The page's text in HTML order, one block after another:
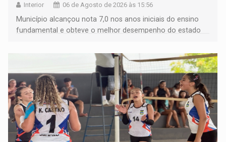
Interior 06 de Agosto de 2026 às 15:56
Município alcançou nota 7,0 nos anos iniciais do ensino
fundamental e obteve o melhor desempenho do estado